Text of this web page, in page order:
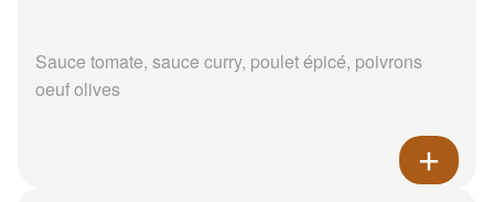
Sauce tomate, sauce curry, poulet épicé, poivrons
oeuf olives